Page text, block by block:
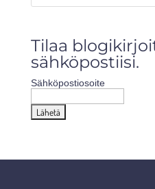
Tilaa
sähköpostiisi.
Sähköpostiosoite